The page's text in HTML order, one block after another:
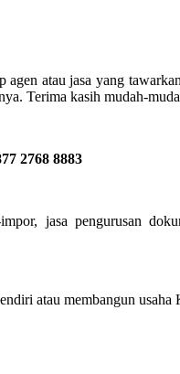
atau jasa yang
Terima kasih mudah-
2768 8883
jasa pengurusan
atau membangun